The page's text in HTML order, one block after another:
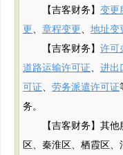
【吉客财务】 变更
更、 章程变更、 地址变
【吉客财务】 许可
道路运输许可证、 进出
可证、 劳务派遣许可证
务。
【吉客财务】其
区、秦淮区、栖霞区